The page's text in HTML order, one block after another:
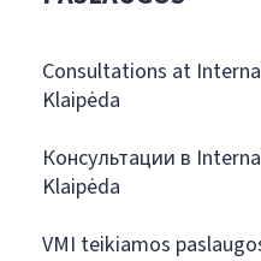
Consultations at
Klaipėda
Консультации в
Klaipėda
VMI teikiamos